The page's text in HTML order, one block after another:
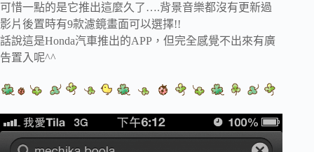
可惜一點的是它推出這麼久了….背景音樂都沒有更新過
影片後置時有9款濾鏡畫面可以選擇!!
話說這是Honda汽車推出的APP，但完全感覺不出來有廣
告置入呢^^